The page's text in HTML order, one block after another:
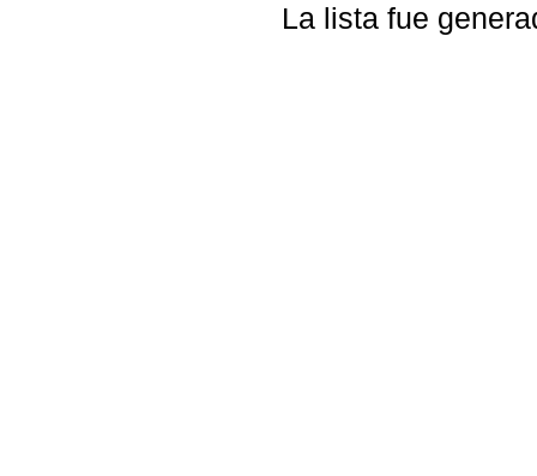
La lista fue